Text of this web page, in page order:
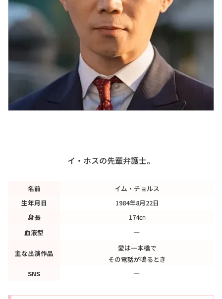
イ・ホスの先輩弁護士。
名前
イム・チョルス
生年月日
1984年8月22日
身長
174㎝
血液型
ー
主な出演作品
愛は一本橋で
その電話が鳴るとき
SNS
ー